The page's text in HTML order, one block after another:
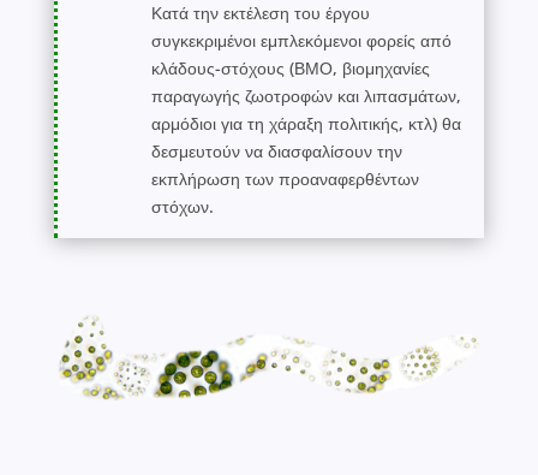
Κατά την εκτέλεση του έργου
συγκεκριμένοι εμπλεκόμενοι φορείς από
κλάδους-στόχους (ΒΜΟ, βιομηχανίες
παραγωγής ζωοτροφών και λιπασμάτων,
αρμόδιοι για τη χάραξη πολιτικής, κτλ) θα
δεσμευτούν να διασφαλίσουν την
εκπλήρωση των προαναφερθέντων
στόχων.